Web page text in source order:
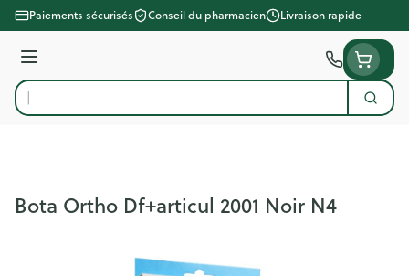
Aller au contenu
Paiements sécurisés Conseil du pharmacien Livraison rapide
Menu
Rechercher
Bota Ortho Df+articul 2001 Noir N4